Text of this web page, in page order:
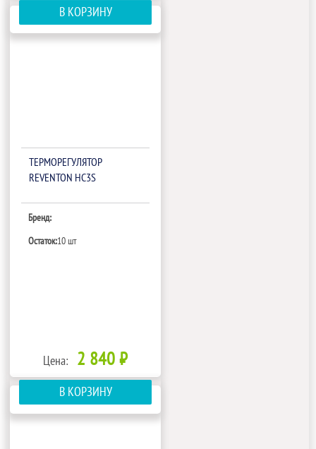
В КОРЗИНУ
ТЕРМОРЕГУЛЯТОР
REVENTON HC3S
Бренд:
Остаток:10 шт
Цена: 2 840 ₽
В КОРЗИНУ